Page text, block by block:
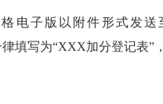
电子版以附件形式发
填写为“XXX加分登记表”